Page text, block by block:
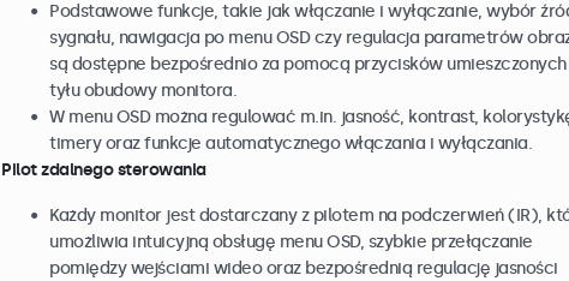
Podstawowe funkcje, takie jak włączanie i wyłączanie, wybór
sygnału, nawigacja po menu OSD czy regulacja parametrów
są dostępne bezpośrednio za pomocą przycisków umieszczonych
tyłu obudowy monitora.
W menu OSD można regulować m.in. jasność, kontrast,
timery oraz funkcje automatycznego włączania i wyłączania.
Pilot zdalnego sterowania
Każdy monitor jest dostarczany z pilotem na podczerwień (IR),
umożliwia intuicyjną obsługę menu OSD, szybkie przełączanie
pomiędzy wejściami wideo oraz bezpośrednią regulację jasności